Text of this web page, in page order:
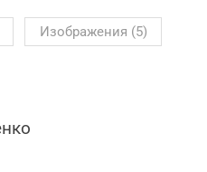
Изображения (5)